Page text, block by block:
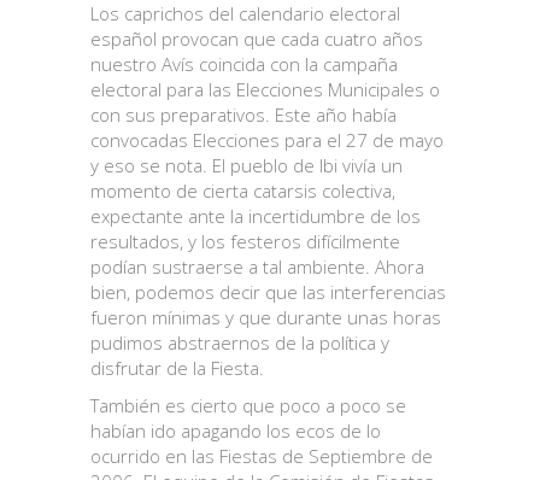
Los caprichos del calendario electoral
español provocan que cada cuatro años
nuestro Avís coincida con la campaña
electoral para las Elecciones Municipales o
con sus preparativos. Este año había
convocadas Elecciones para el 27 de mayo
y eso se nota. El pueblo de Ibi vivía un
momento de cierta catarsis colectiva,
expectante ante la incertidumbre de los
resultados, y los festeros difícilmente
podían sustraerse a tal ambiente. Ahora
bien, podemos decir que las interferencias
fueron mínimas y que durante unas horas
pudimos abstraernos de la política y
disfrutar de la Fiesta.
También es cierto que poco a poco se
habían ido apagando los ecos de lo
ocurrido en las Fiestas de Septiembre de